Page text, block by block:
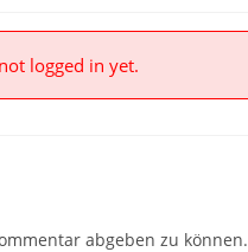
logged in yet.
abgeben zu können.